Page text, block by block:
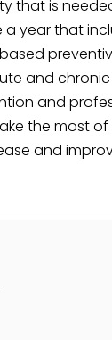
that is
year that
and chronic
and
the most
and